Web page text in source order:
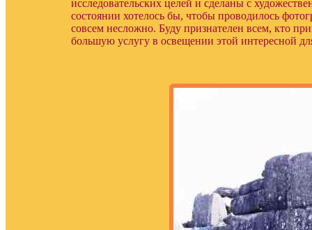
исследовательских целей и сделаны с
состоянии хотелось бы, чтобы проводилось
совсем несложно. Буду признателен всем, кто
большую услугу в освещении этой интересной